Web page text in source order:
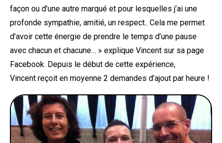
façon ou d’une autre marqué et pour lesquelles j’ai une
profonde sympathie, amitié, un respect.. Cela me permet
d’avoir cette énergie de prendre le temps d’une pause
avec chacun et chacune… » explique Vincent sur sa page
Facebook. Depuis le début de cette expérience,
Vincent reçoit en moyenne 2 demandes d’ajout par heure !